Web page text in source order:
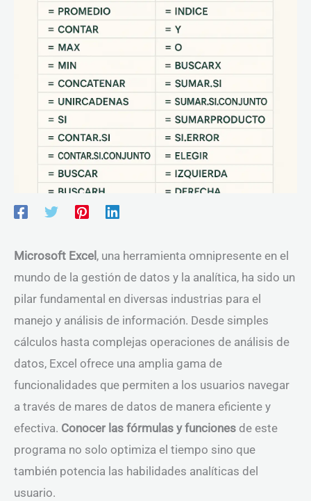
Microsoft Excel , una herramienta omnipresente en el
mundo de la gestión de datos y la analítica, ha sido un
pilar fundamental en diversas industrias para el
manejo y análisis de información. Desde simples
cálculos hasta complejas operaciones de análisis de
datos, Excel ofrece una amplia gama de
funcionalidades que permiten a los usuarios navegar
a través de mares de datos de manera eficiente y
efectiva. Conocer las fórmulas y funciones de este
programa no solo optimiza el tiempo sino que
también potencia las habilidades analíticas del
usuario.